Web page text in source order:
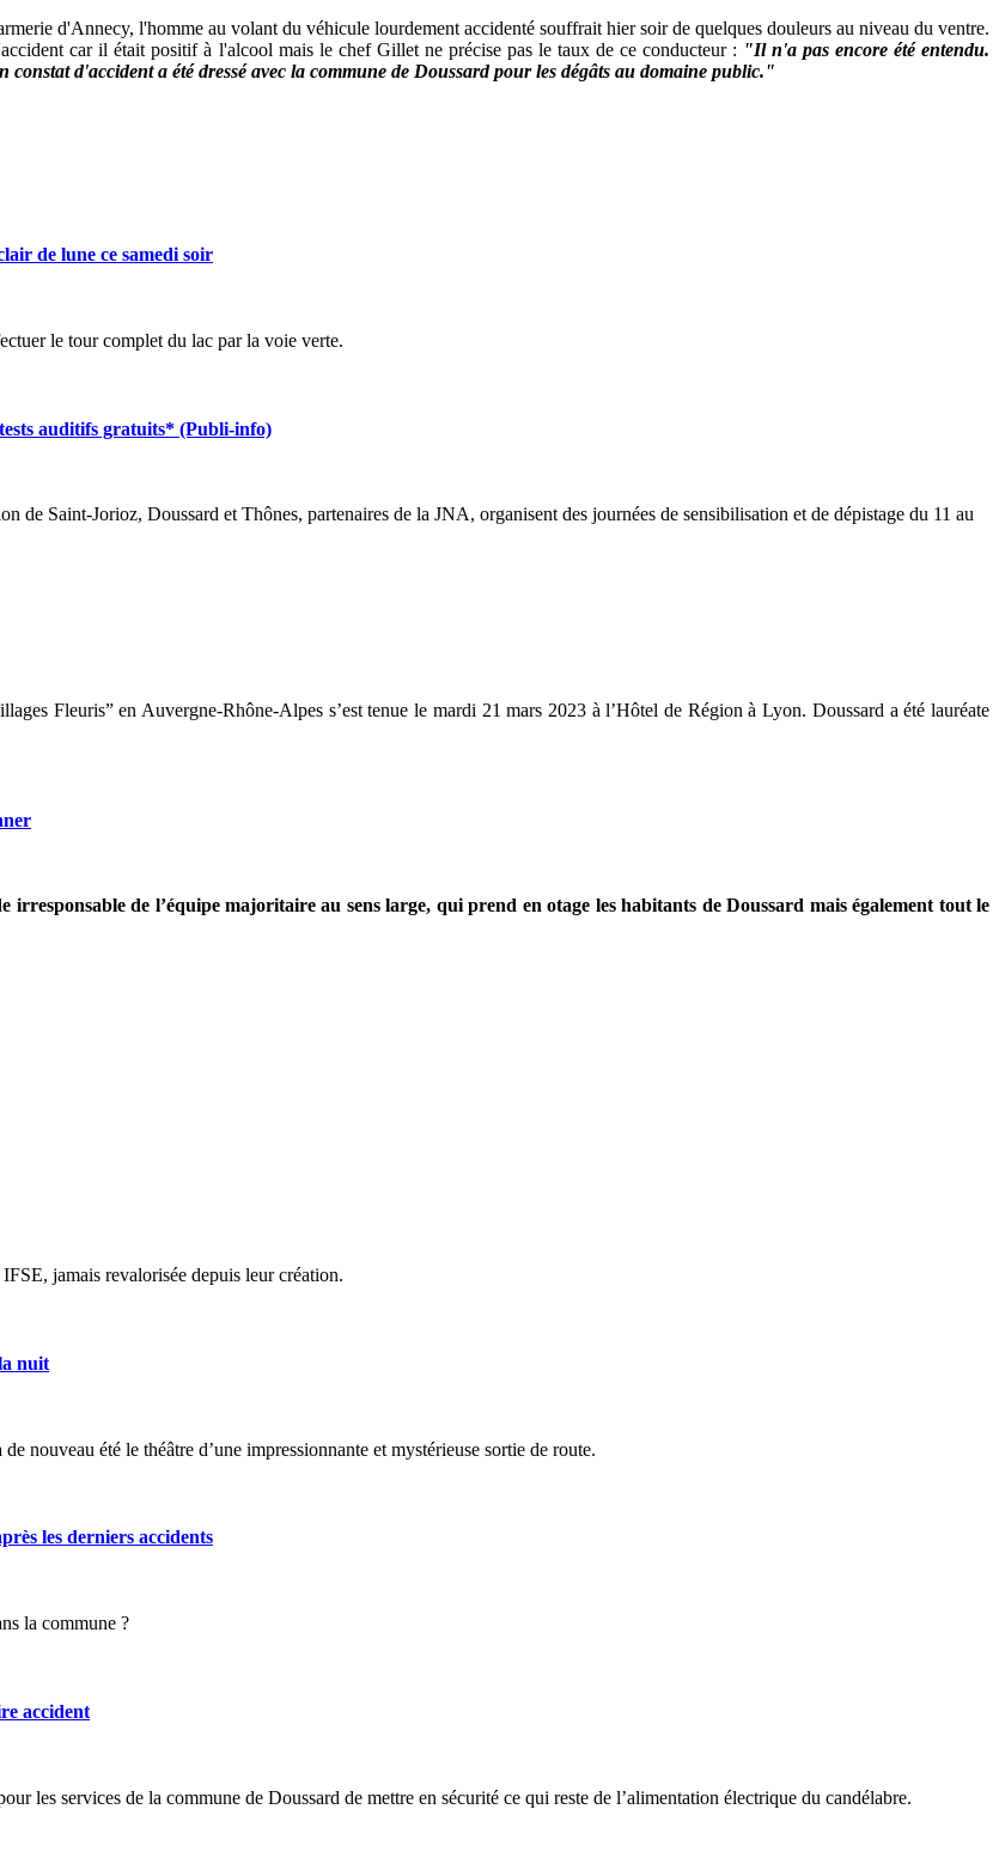
d'Annecy, l'homme au volant du véhicule lourdement accidenté souffrait hier soir de quelques douleurs au niveau du ventre.
car il était positif à l'alcool mais le chef Gillet ne précise pas le taux de ce conducteur : "Il n'a pas encore été entendu.
d'accident a été dressé avec la commune de Doussard pour les dégâts au domaine public."
de lune ce samedi soir
le tour complet du lac par la voie verte.
auditifs gratuits* (Publi-info)
Saint-Jorioz, Doussard et Thônes, partenaires de la JNA, organisent des journées de sensibilisation et de dépistage du 11 au
Fleuris” en Auvergne-Rhône-Alpes s’est tenue le mardi 21 mars 2023 à l’Hôtel de Région à Lyon. Doussard a été lauréate
irresponsable de l’équipe majoritaire au sens large, qui prend en otage les habitants de Doussard mais également tout le
jamais revalorisée depuis leur création.
nuit
nouveau été le théâtre d’une impressionnante et mystérieuse sortie de route.
les derniers accidents
la commune ?
accident
les services de la commune de Doussard de mettre en sécurité ce qui reste de l’alimentation électrique du candélabre.